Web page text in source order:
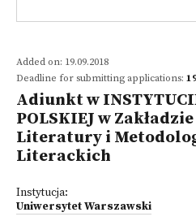
Added on: 19.09.2018
Deadline for submitting applications:
Adiunkt w
POLSKIEJ w
Literatury i
Literackich
Instytucja:
Uniwersytet Warszawski